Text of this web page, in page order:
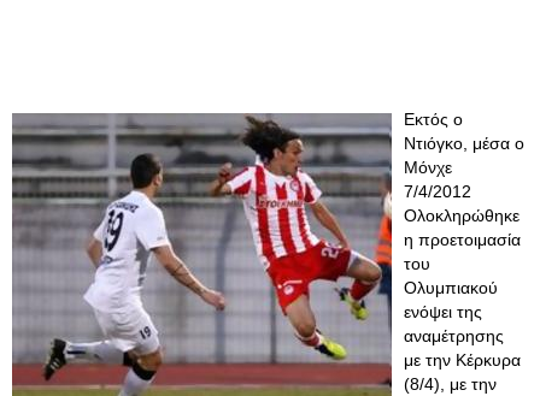
Εκτός ο
Ντιόγκο, μέσα ο
Μόνχε
7/4/2012
Ολοκληρώθηκε
η προετοιμασία
του
Ολυμπιακού
ενόψει της
αναμέτρησης
με την Κέρκυρα
(8/4), με την